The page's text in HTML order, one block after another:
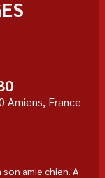
Amiens, France
amie chien. A